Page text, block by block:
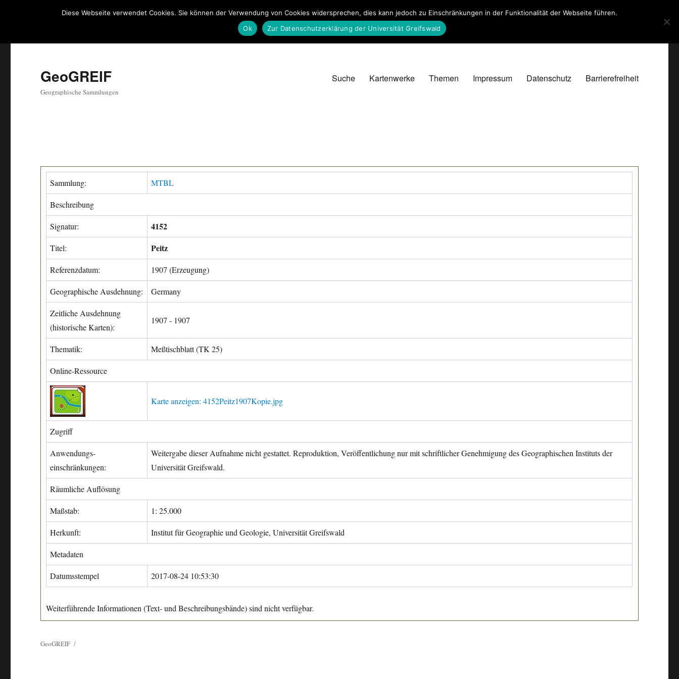
GeoGREIF
Geographische Sammlungen
Suche Kartenwerke Themen Impressum Datenschutz Barrierefreiheit
Sammlung: MTBL
Beschreibung
Signatur: 4152
Titel: Peitz
Referenzdatum: 1907 (Erzeugung)
Geographische Ausdehnung: Germany
Zeitliche Ausdehnung
(historische Karten):
1907 - 1907
Thematik: Meßtischblatt (TK 25)
Online-Ressource
Karte anzeigen: 4152Peitz1907Kopie.jpg
Zugriff
Anwendungs-
einschränkungen:
Weitergabe dieser Aufnahme nicht gestattet. Reproduktion, Veröffentlichung nur mit schriftlicher Genehmigung des Geographischen Instituts der
Universität Greifswald.
Räumliche Auflösung
Maßstab: 1: 25.000
Herkunft: Institut für Geographie und Geologie, Universität Greifswald
Metadaten
Datumsstempel 2017-08-24 10:53:30
Weiterführende Informationen (Text- und Beschreibungsbände) sind nicht verfügbar.
GeoGREIF
Diese Webseite verwendet Cookies. Sie können der Verwendung von Cookies widersprechen, dies kann jedoch zu Einschränkungen in der Funktionalität der Webseite führen.
Ok
Zur Datenschutzerklärung der Universität Greifswald